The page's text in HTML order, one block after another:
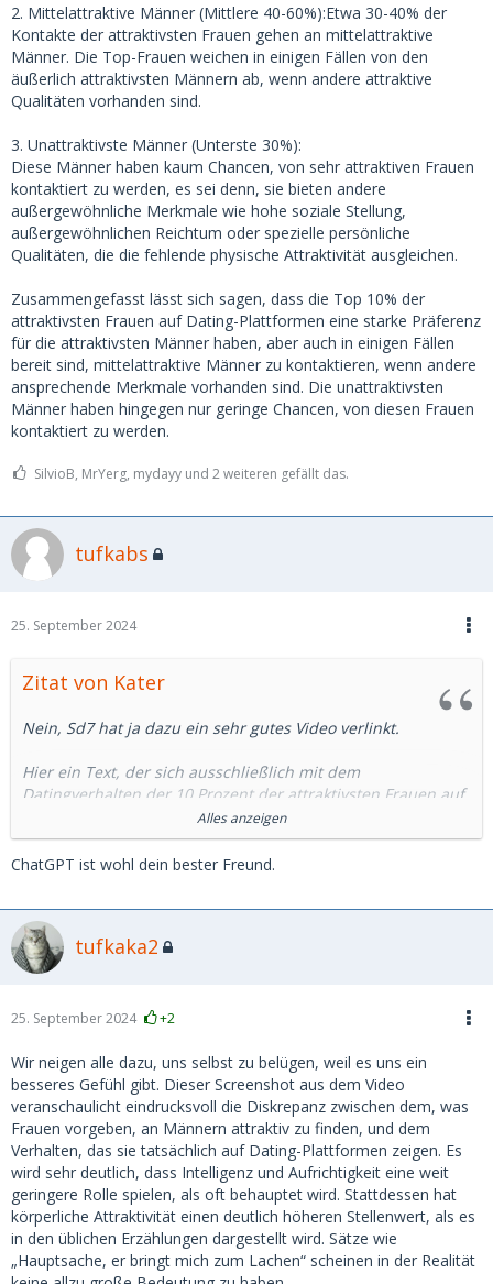
2. Mittelattraktive Männer (Mittlere 40-60%):Etwa 30-40% der
Kontakte der attraktivsten Frauen gehen an mittelattraktive
Männer. Die Top-Frauen weichen in einigen Fällen von den
äußerlich attraktivsten Männern ab, wenn andere attraktive
Qualitäten vorhanden sind.
3. Unattraktivste Männer (Unterste 30%):
Diese Männer haben kaum Chancen, von sehr attraktiven Frauen
kontaktiert zu werden, es sei denn, sie bieten andere
außergewöhnliche Merkmale wie hohe soziale Stellung,
außergewöhnlichen Reichtum oder spezielle persönliche
Qualitäten, die die fehlende physische Attraktivität ausgleichen.
Zusammengefasst lässt sich sagen, dass die Top 10% der
attraktivsten Frauen auf Dating-Plattformen eine starke Präferenz
für die attraktivsten Männer haben, aber auch in einigen Fällen
bereit sind, mittelattraktive Männer zu kontaktieren, wenn andere
ansprechende Merkmale vorhanden sind. Die unattraktivsten
Männer haben hingegen nur geringe Chancen, von diesen Frauen
kontaktiert zu werden.
SilvioB, MrYerg, mydayy und 2 weiteren gefällt das.
tufkabs
25. September 2024
Zitat von Kater
Nein, Sd7 hat ja dazu ein sehr gutes Video verlinkt.
Hier ein Text, der sich ausschließlich mit dem
Datingverhalten der 10 Prozent der attraktivsten Frauen auf
Datingplattformen befasst und nicht mit dem allgemeinen
Verhalten aller Nutzerinnen. Als Mann in den Fünfzigern
gehörst du in der Regel zur Gruppe der unteren 30 Prozent,
Plattformen wie Tinder Kontakte zu knüpfen, aber die 10
Prozent der attraktivsten Frauen wirst du so gut wie nie
daten. Sie suchen nach jüngeren oder insgesamt
oder materielle Anreize bleibt der Zugang zu dieser Gruppe
alles möglich.😉:
Der Text:
Das Datingverhalten der Top 10% der attraktivsten Frauen
auf Dating-Plattformen zeigt ein klares Muster, das durch
Analysen von Plattformen wie OkCupid, Tinder und anderen
gestützt wird. Diese Verhaltensmuster offenbaren
Präferenzen, die stark auf Attraktivität und andere
Statusmerkmale ausgerichtet sind. Die genauen
Prozentzahlen können variieren, aber die allgemeinen
Tendenzen lassen sich wie folgt zusammenfassen:
Alles anzeigen
ChatGPT ist wohl dein bester Freund.
tufkaka2
25. September 2024 +2
Wir neigen alle dazu, uns selbst zu belügen, weil es uns ein
besseres Gefühl gibt. Dieser Screenshot aus dem Video
veranschaulicht eindrucksvoll die Diskrepanz zwischen dem, was
Frauen vorgeben, an Männern attraktiv zu finden, und dem
Verhalten, das sie tatsächlich auf Dating-Plattformen zeigen. Es
wird sehr deutlich, dass Intelligenz und Aufrichtigkeit eine weit
geringere Rolle spielen, als oft behauptet wird. Stattdessen hat
körperliche Attraktivität einen deutlich höheren Stellenwert, als es
in den üblichen Erzählungen dargestellt wird. Sätze wie
„Hauptsache, er bringt mich zum Lachen“ scheinen in der Realität